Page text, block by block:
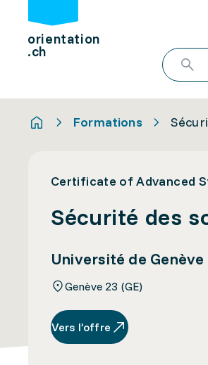
orientation
.ch
Formations
Certificate of Advanced
Sécurité des
Université de Genève
Genève 23 (GE)
Vers l’offre